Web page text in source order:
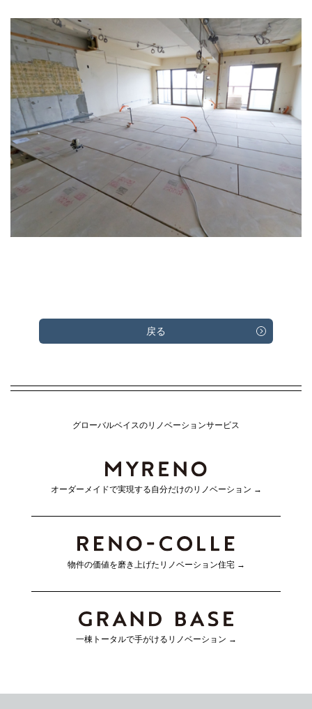
戻る
グローバルベイスのリノベーションサービス
オーダーメイドで実現する自分だけのリノベーション →
物件の価値を磨き上げた リノベーション住宅 →
一棟トータルで手がける リノベーション →